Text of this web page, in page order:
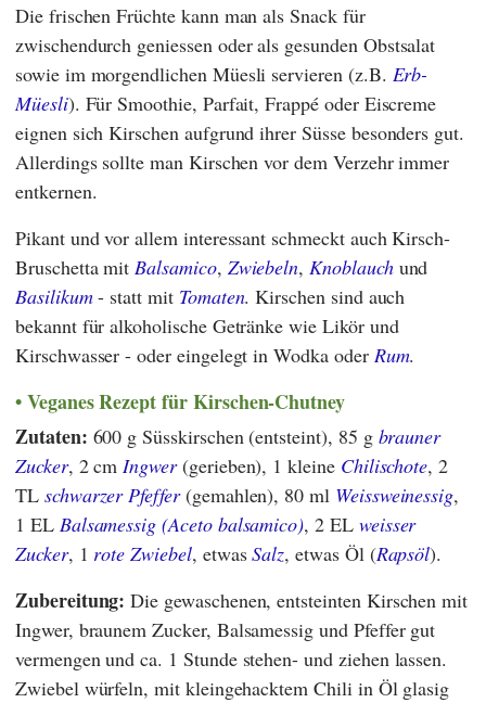
Die frischen Früchte kann man als Snack für
zwischendurch geniessen oder als gesunden Obstsalat
sowie im morgendlichen Müesli servieren (z.B. Erb-
Müesli). Für Smoothie, Parfait, Frappé oder Eiscreme
eignen sich Kirschen aufgrund ihrer Süsse besonders gut.
Allerdings sollte man Kirschen vor dem Verzehr immer
entkernen.
Pikant und vor allem interessant schmeckt auch Kirsch-
Bruschetta mitBalsamico, Zwiebeln,Knoblauchund
Basilikum- statt mit Tomaten. Kirschen sind auch
bekannt für alkoholische Getränke wie Likör und
Kirschwasser - oder eingelegt in Wodka oder Rum.
Veganes Rezept für Kirschen-Chutney
Zutaten: 600 g Süsskirschen (entsteint), 85 g brauner
Zucker, 2 cmIngwer(gerieben), 1 kleine Chilischote, 2
TL schwarzer Pfeffer(gemahlen), 80 ml Weissweinessig,
1 EL Balsamessig (Aceto balsamico), 2 EL weisser
Zucker, 1 rote Zwiebel, etwasSalz, etwas Öl (Rapsöl).
Zubereitung: Die gewaschenen, entsteinten Kirschen mit
Ingwer, braunem Zucker, Balsamessig und Pfeffer gut
vermengen und ca. 1 Stunde stehen- und ziehen lassen.
Zwiebel würfeln, mit kleingehacktem Chili in Öl glasig